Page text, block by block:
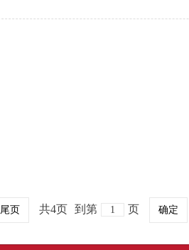
尾页 共4页 到第 页 确定